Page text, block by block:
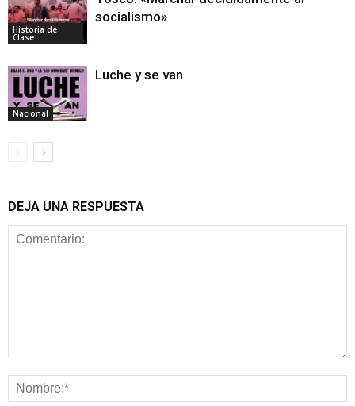
Historia de
Clase
socialismo»
Nacional
Luche y se van
DEJA UNA RESPUESTA